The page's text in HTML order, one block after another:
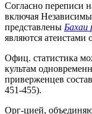
Согласно переписи
включая
представлены Бахаи
являются атеистами
Офиц. статистика
культам
приверженцев
451-455).
Орг-цией,